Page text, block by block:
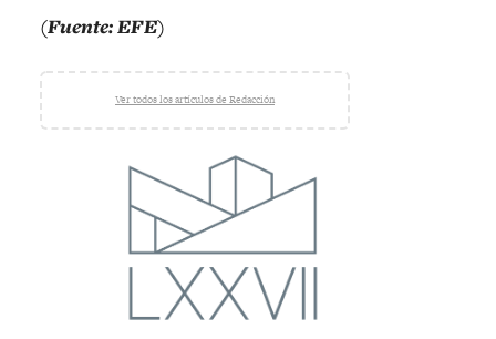
(Fuente: EFE)
Ver todos los artículos de Redacción